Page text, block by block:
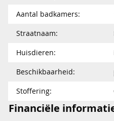
Aantal badkamers:
Straatnaam:
Huisdieren:
Beschikbaarheid:
Stoffering:
Financiële